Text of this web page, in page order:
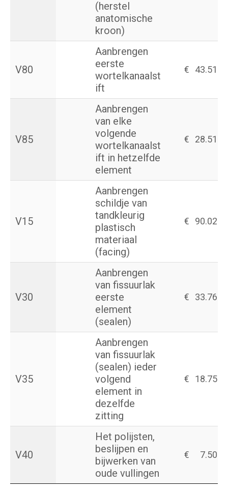
(herstel
anatomische
kroon)
V80
Aanbrengen
eerste
wortelkanaalst
ift
€ 43.51
V85
Aanbrengen
van elke
volgende
wortelkanaalst
ift in hetzelfde
element
€ 28.51
V15
Aanbrengen
schildje van
tandkleurig
plastisch
materiaal
(facing)
€ 90.02
V30
Aanbrengen
van fissuurlak
eerste
element
(sealen)
€ 33.76
V35
Aanbrengen
van fissuurlak
(sealen) ieder
volgend
element in
dezelfde
zitting
€ 18.75
V40
Het polijsten,
beslijpen en
bijwerken van
oude vullingen
€ 7.50